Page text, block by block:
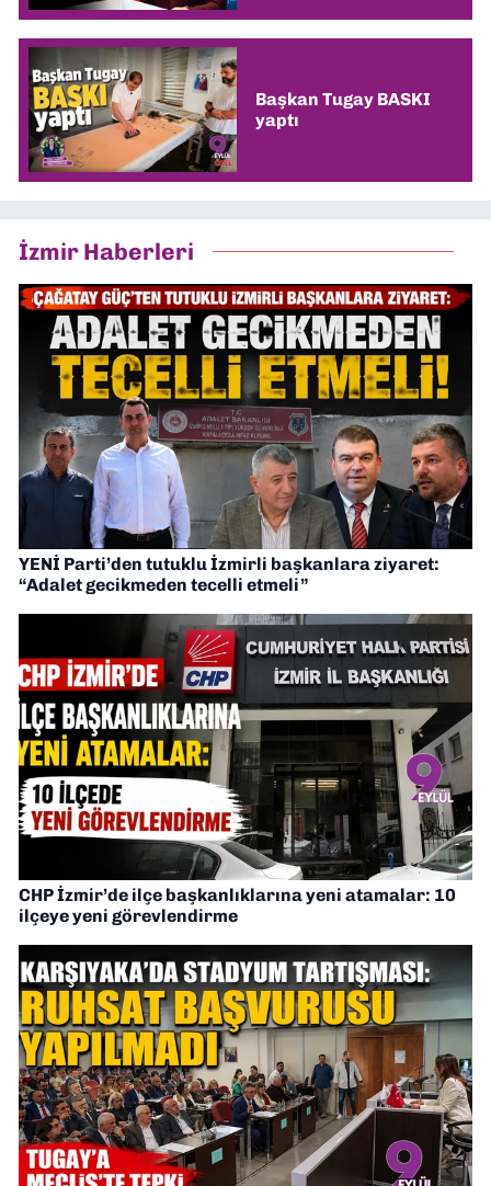
Başkan Tugay BASKI
yaptı
İzmir Haberleri
YENİ Parti’den tutuklu İzmirli başkanlara ziyaret:
“Adalet gecikmeden tecelli etmeli”
CHP İzmir’de ilçe başkanlıklarına yeni atamalar: 10
ilçeye yeni görevlendirme